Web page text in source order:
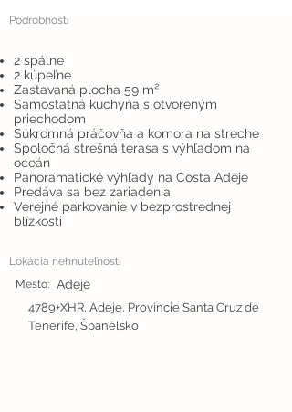
Podrobnosti
2 spálne
2 kúpeľne
Zastavaná plocha 59 m²
Samostatná kuchyňa s otvoreným
priechodom
Súkromná práčovňa a komora na streche
Spoločná strešná terasa s výhľadom na
oceán
Panoramatické výhľady na Costa Adeje
Predáva sa bez zariadenia
Verejné parkovanie v bezprostrednej
blízkosti
Lokácia nehnuteľnosti
Mesto: Adeje
4789+XHR, Adeje, Provincie Santa Cruz de
Tenerife, Španělsko